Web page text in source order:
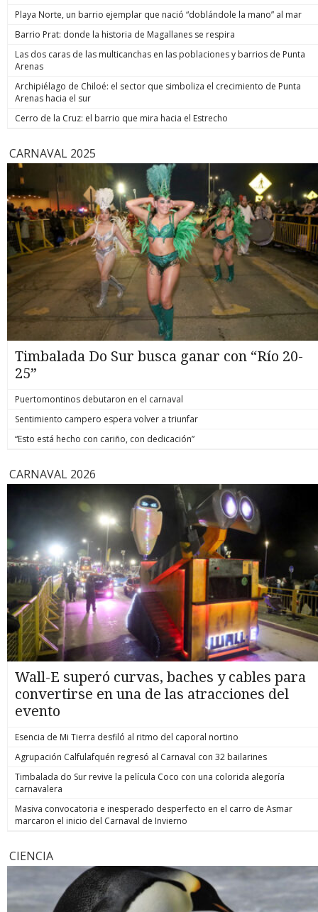
Playa Norte, un barrio ejemplar que nació “doblándole la mano” al mar
Barrio Prat: donde la historia de Magallanes se respira
Las dos caras de las multicanchas en las poblaciones y barrios de Punta
Arenas
Archipiélago de Chiloé: el sector que simboliza el crecimiento de Punta
Arenas hacia el sur
Cerro de la Cruz: el barrio que mira hacia el Estrecho
CARNAVAL 2025
Timbalada Do Sur busca ganar con “Río 20-
25”
Puertomontinos debutaron en el carnaval
Sentimiento campero espera volver a triunfar
“Esto está hecho con cariño, con dedicación”
CARNAVAL 2026
Wall-E superó curvas, baches y cables para
convertirse en una de las atracciones del
evento
Esencia de Mi Tierra desfiló al ritmo del caporal nortino
Agrupación Calfulafquén regresó al Carnaval con 32 bailarines
Timbalada do Sur revive la película Coco con una colorida alegoría
carnavalera
Masiva convocatoria e inesperado desperfecto en el carro de Asmar
marcaron el inicio del Carnaval de Invierno
CIENCIA